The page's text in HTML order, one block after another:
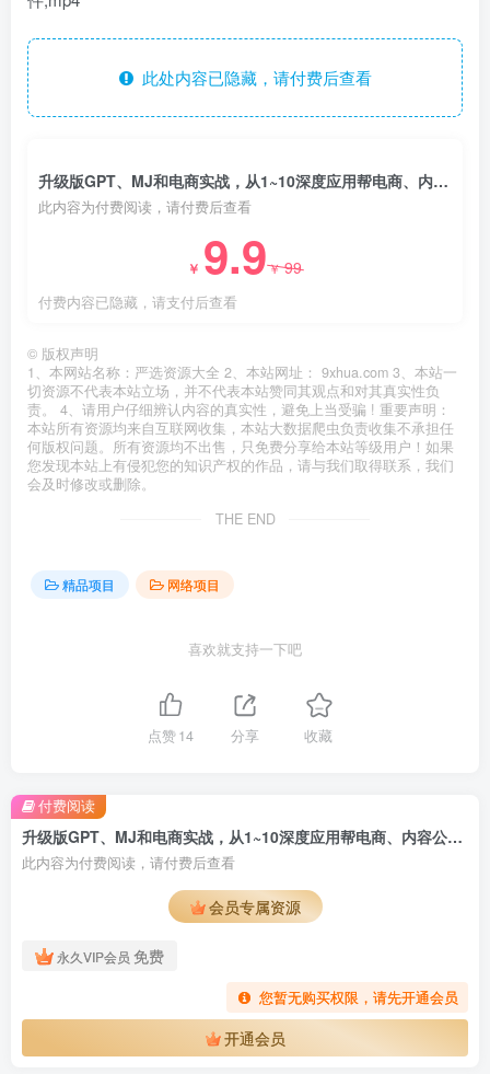
此处内容已隐藏，请付费后查看
升级版GPT、MJ和电商实战，从1~10深度应用帮电商、内容公司节省60%的成本
此内容为付费阅读，请付费后查看
￥ 9.9￥99
付费内容已隐藏，请支付后查看
© 版权声明
1、本网站名称：严选资源大全 2、本站网址： 9xhua.com 3、本站一
切资源不代表本站立场，并不代表本站赞同其观点和对其真实性负
责。 4、请用户仔细辨认内容的真实性，避免上当受骗 ! 重要声明：
本站所有资源均来自互联网收集，本站大数据爬虫负责收集不承担任
何版权问题。所有资源均不出售，只免费分享给本站等级用户！如果
您发现本站上有侵犯您的知识产权的作品，请与我们取得联系，我们
会及时修改或删除。
THE END
精品项目 网络项目
喜欢就支持一下吧
点赞14 分享 收藏
升级版GPT、MJ和电商实战，从1~10深度应用帮电商、内容公司节省60%的成本
此内容为付费阅读，请付费后查看
会员专属资源
永久VIP会员 免费
您暂无购买权限，请先开通会员
开通会员
付费阅读